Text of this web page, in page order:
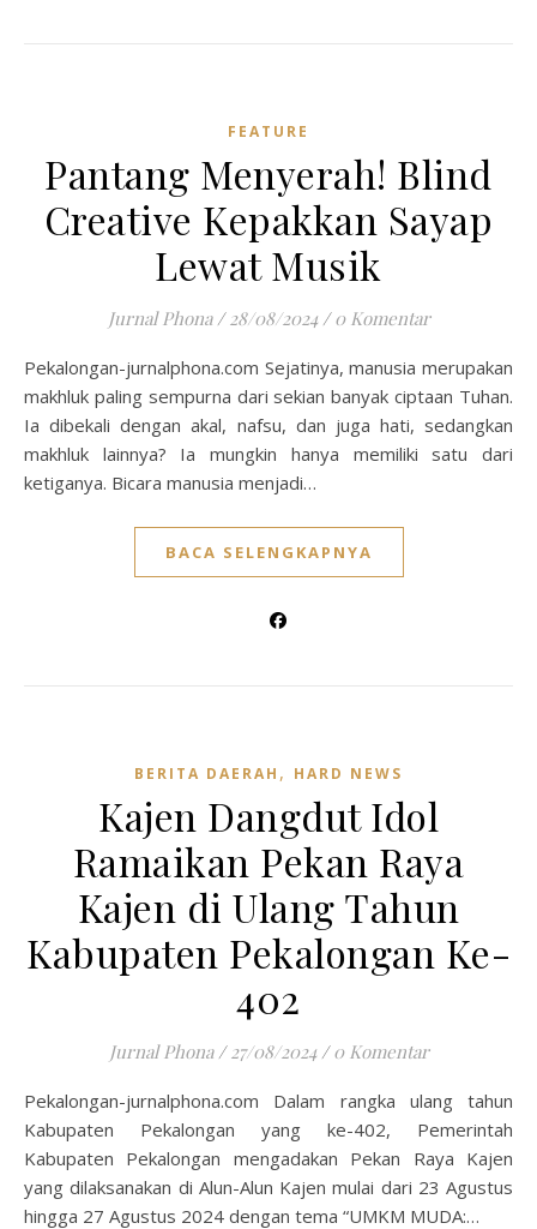
FEATURE
Pantang Menyerah! Blind
Creative Kepakkan Sayap
Lewat Musik
Jurnal Phona / 28/08/2024 / 0 Komentar
Pekalongan-jurnalphona.com Sejatinya, manusia merupakan
makhluk paling sempurna dari sekian banyak ciptaan Tuhan.
Ia dibekali dengan akal, nafsu, dan juga hati, sedangkan
makhluk lainnya? Ia mungkin hanya memiliki satu dari
ketiganya. Bicara manusia menjadi…
BACA SELENGKAPNYA
BERITA DAERAH , HARD NEWS
Kajen Dangdut Idol
Ramaikan Pekan Raya
Kajen di Ulang Tahun
Kabupaten Pekalongan Ke-
402
Jurnal Phona / 27/08/2024 / 0 Komentar
Pekalongan-jurnalphona.com Dalam rangka ulang tahun
Kabupaten Pekalongan yang ke-402, Pemerintah
Kabupaten Pekalongan mengadakan Pekan Raya Kajen
yang dilaksanakan di Alun-Alun Kajen mulai dari 23 Agustus
hingga 27 Agustus 2024 dengan tema “UMKM MUDA:…